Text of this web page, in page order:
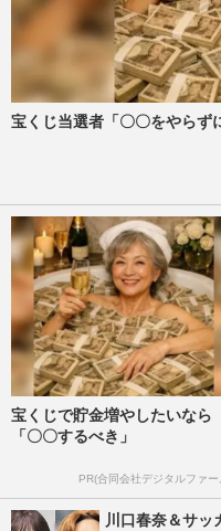
宝くじ当選者「〇〇をやらず
宝くじで貯金増やしたいなら
「〇〇するべき」
PR(合同会社デジタルファー
川口春奈＆サッ